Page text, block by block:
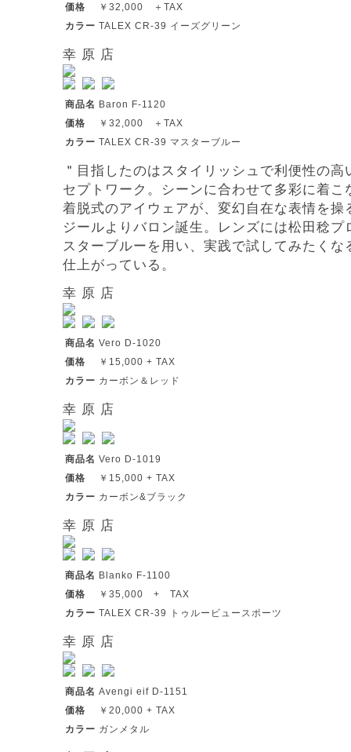
価格
￥32,000 ＋TAX
カラー TALEX CR-39 イーズグリーン
幸 原 店
商品名 Baron F-1120
価格
￥32,000 ＋TAX
カラー TALEX CR-39 マスターブルー
＂目指したのはスタイリッシュで利便性の
セプトワーク。シーンに合わせて多彩に着こ
着脱式のアイウェアが、変幻自在な表情を操
ジールよりバロン誕生。レンズには松田稔プ
スターブルーを用い、実践で試してみたくな
仕上がっている。
幸 原 店
商品名 Vero D-1020
価格
￥15,000 + TAX
カラー カーボン＆レッド
幸 原 店
商品名 Vero D-1019
価格
￥15,000 + TAX
カラー カーボン&ブラック
幸 原 店
商品名 Blanko F-1100
価格
￥35,000 + TAX
カラー TALEX CR-39 トゥルービュースポーツ
幸 原 店
商品名 Avengi eif D-1151
価格
￥20,000 + TAX
カラー ガンメタル